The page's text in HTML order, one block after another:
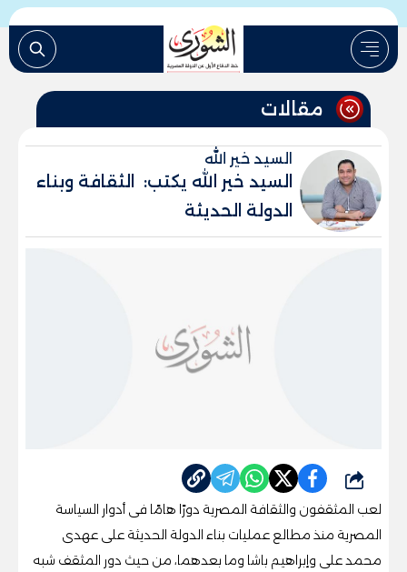
مقالات
السيد خير الله
السيد خير الله يكتب: الثقافة وبناء
الدولة الحديثة
شارك
لعب المثقفون والثقافة المصرية دورًا هامًا فى أدوار السياسة
المصرية منذ مطالع عمليات بناء الدولة الحديثة على عهدى
محمد على وإبراهيم باشا وما بعدهما، من حيث دور المثقف شبه